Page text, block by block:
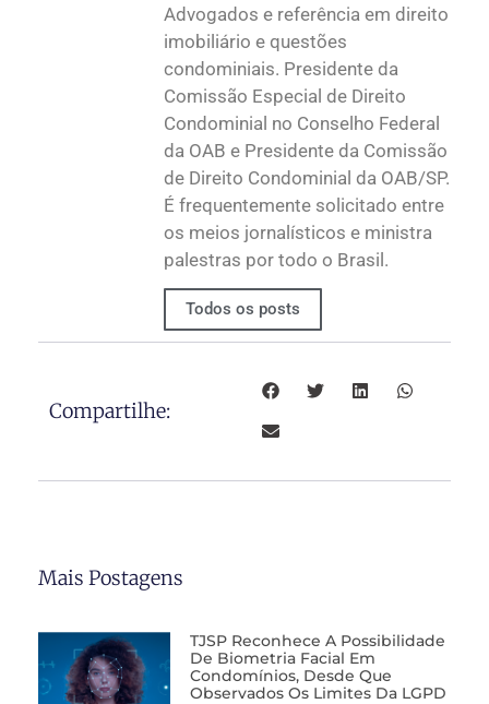
Advogados e referência em direito
imobiliário e questões
condominiais. Presidente da
Comissão Especial de Direito
Condominial no Conselho Federal
da OAB e Presidente da Comissão
de Direito Condominial da OAB/SP.
É frequentemente solicitado entre
os meios jornalísticos e ministra
palestras por todo o Brasil.
Todos os posts
Compartilhe:
Mais Postagens
TJSP Reconhece A Possibilidade
De Biometria Facial Em
Condomínios, Desde Que
Observados Os Limites Da LGPD